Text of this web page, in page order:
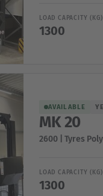
LOAD CAPACITY (KG)
1300
AVAILABLE
MK 20
2600 | Tyres
LOAD CAPACITY (KG)
1300